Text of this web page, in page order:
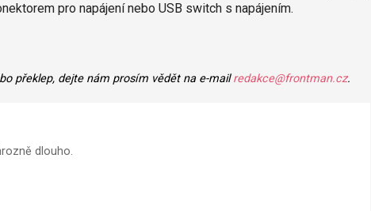
pro napájení nebo USB switch s napájením.
překlep, dejte nám prosím vědět na e-mailredakce@frontman.cz.
dlouho.